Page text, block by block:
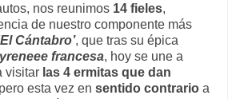
nos reunimos 14 fieles,
de nuestro componente más
Cántabro’, que tras su épica
francesa, hoy se une a
visitar las 4 ermitas que dan
esta vez en sentido contrario a